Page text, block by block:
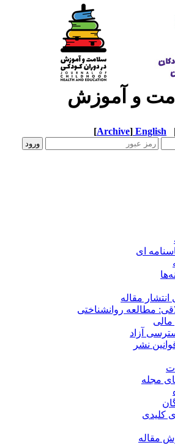
و آموزش
English
[Archive]
ای
مقاله
مطالعه روانشناختی
آزاد
نشر
مجله
کلیدی
مقاله